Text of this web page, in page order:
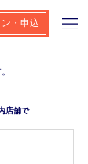
ン・申込
店舗で